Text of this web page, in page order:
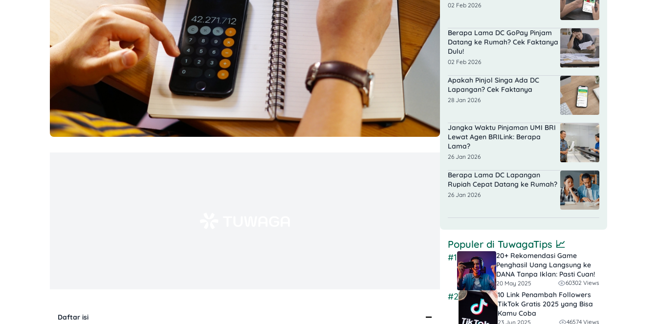
Daftar isi
02 Feb 2026
Berapa Lama DC GoPay Pinjam
Datang ke Rumah? Cek Faktanya
Dulu!
02 Feb 2026
Apakah Pinjol Singa Ada DC
Lapangan? Cek Faktanya
28 Jan 2026
Jangka Waktu Pinjaman UMI BRI
Lewat Agen BRILink: Berapa
Lama?
26 Jan 2026
Berapa Lama DC Lapangan
Rupiah Cepat Datang ke Rumah?
26 Jan 2026
Populer di TuwagaTips 📈
#1
20+ Rekomendasi Game
Penghasil Uang Langsung ke
DANA Tanpa Iklan​: Pasti Cuan!
20 May 2025 60302 Views
#2
10 Link Penambah Followers
TikTok Gratis​ 2025 yang Bisa
Kamu Coba
23 Jun 2025 46574 Views